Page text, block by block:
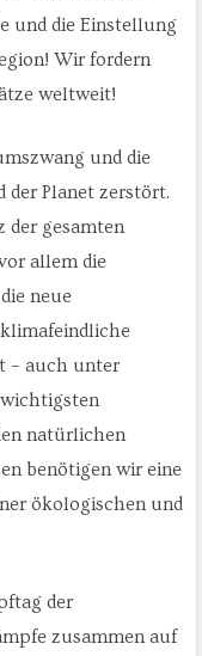
und die Einstellung
Wir fordern
weltweit!
und die
der Planet zerstört.
der gesamten
allem die
neue
– auch unter
natürlichen
benötigen wir eine
ökologischen und
der
zusammen auf